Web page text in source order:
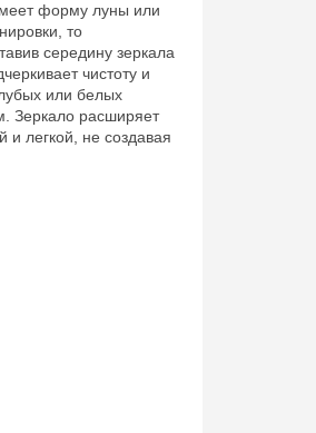
форму луны или
то
середину зеркала
чистоту и
или белых
Зеркало расширяет
и легкой, не создавая